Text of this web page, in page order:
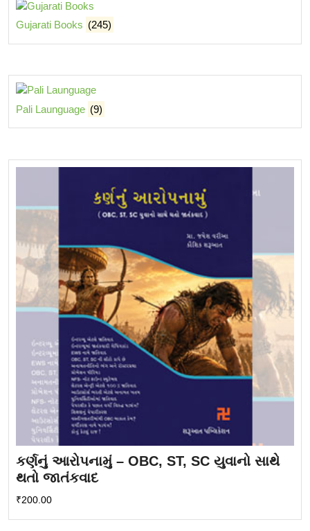
Gujarati Books (245)
Pali Launguage (9)
કર્ણનું આરોપનામું – OBC, ST, SC યુવાનો સાથે
થતો જાતંકવાદ
₹200.00